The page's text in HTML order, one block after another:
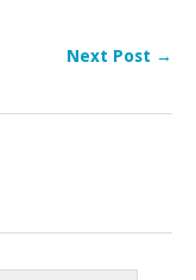
Next Post →